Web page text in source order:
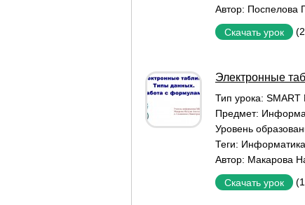
Автор: Поспелова
Скачать урок
Электронные
Тип урока: SMART
Предмет:
Уровень
Теги: Информатика
Автор: Макарова
Скачать урок